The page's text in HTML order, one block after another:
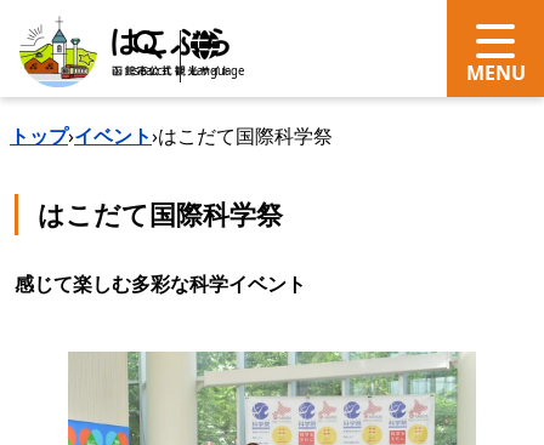
search Language
トップ›イベント›はこだて国際科学祭
はこだて国際科学祭
感じて楽しむ多彩な科学イベント